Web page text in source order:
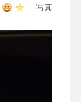
写真